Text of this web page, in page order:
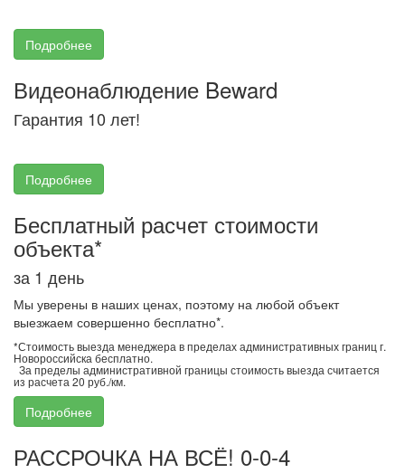
Подробнее
Видеонаблюдение Beward
Гарантия 10 лет!
Подробнее
Бесплатный расчет стоимости
объекта*
за 1 день
Мы уверены в наших ценах, поэтому на любой объект
выезжаем совершенно бесплатно*.
*Стоимость выезда менеджера в пределах административных границ г.
Новороссийска бесплатно.
За пределы административной границы стоимость выезда считается
из расчета 20 руб./км.
Подробнее
РАССРОЧКА НА ВСЁ! 0-0-4